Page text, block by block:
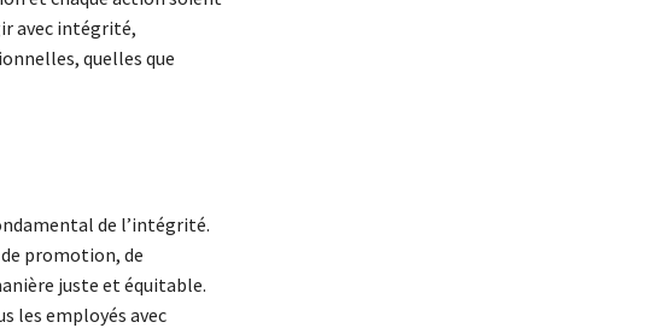
avec intégrité,
quelles que
de l’intégrité.
promotion, de
juste et équitable.
les employés avec